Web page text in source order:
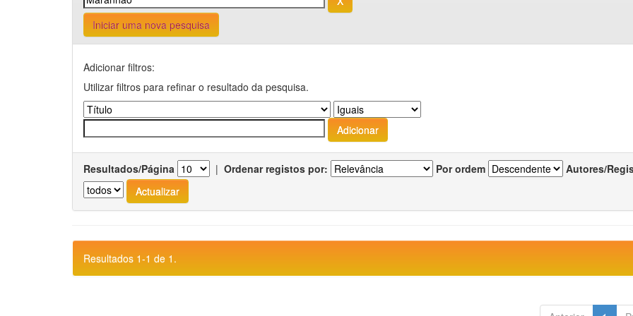
Iniciar uma nova pesquisa
Adicionar filtros:
Utilizar filtros para refinar o resultado da pesquisa.
Resultados/Página | Ordenar registos por: Por ordem Autores/
Resultados 1-1 de 1.